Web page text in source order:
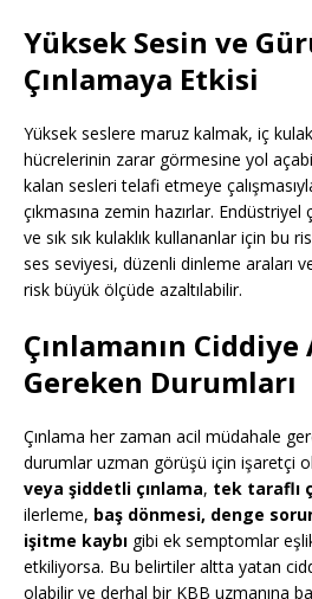
Yüksek Sesin ve
Çınlamaya Etkisi
Yüksek seslere maruz kalmak, iç
hücrelerinin zarar görmesine yol
kalan sesleri telafi etmeye
çıkmasına zemin hazırlar.
ve sık sık kulaklık kullananlar için bu
ses seviyesi, düzenli dinleme araları
risk büyük ölçüde azaltılabilir.
Çınlamanın Ciddiye
Gereken Durumları
Çınlama her zaman acil müdahale
durumlar uzman görüşü için işaretçi
veya şiddetli çınlama, tek taraflı
ilerleme, baş dönmesi, denge
işitme kaybı gibi ek semptomlar
etkiliyorsa. Bu belirtiler altta yatan
olabilir ve derhal bir KBB uzmanına